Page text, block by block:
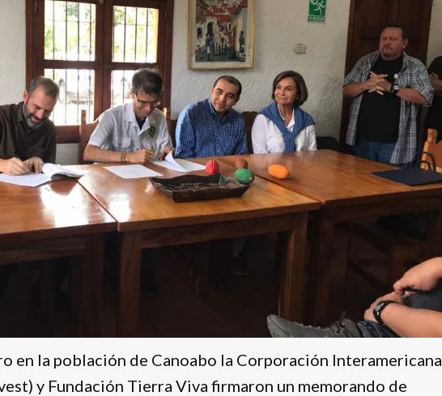
en la población de Canoabo la Corporación Interamericana
y Fundación Tierra Viva firmaron un memorando de